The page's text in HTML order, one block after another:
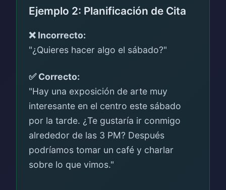
Ejemplo 2: Planificación de Cita
❌ Incorrecto:
"¿Quieres hacer algo el sábado?"
✅ Correcto:
"Hay una exposición de arte muy
interesante en el centro este sábado
por la tarde. ¿Te gustaría ir conmigo
alrededor de las 3 PM? Después
podríamos tomar un café y charlar
sobre lo que vimos."